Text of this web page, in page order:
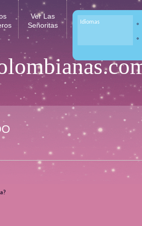
Ver Las
Señoritas
Idiomas